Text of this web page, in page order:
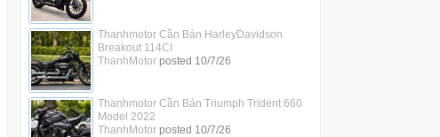
Thanhmotor Cần Bán HarleyDavidson
Breakout 114CI
ThanhMotorposted 10/7/26
Thanhmotor Cần Bán Triumph Trident 660
Model 2022
ThanhMotorposted 10/7/26